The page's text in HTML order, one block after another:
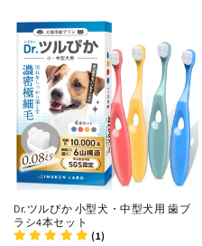
格
Dr.ツルぴか 小型犬・中型犬用 歯ブ
ラシ4本セット
(1)